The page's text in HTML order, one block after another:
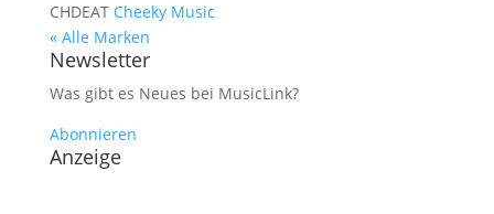
CHDEAT Cheeky Music
« Alle Marken
Newsletter
Was gibt es Neues bei MusicLink?
Abonnieren
Anzeige